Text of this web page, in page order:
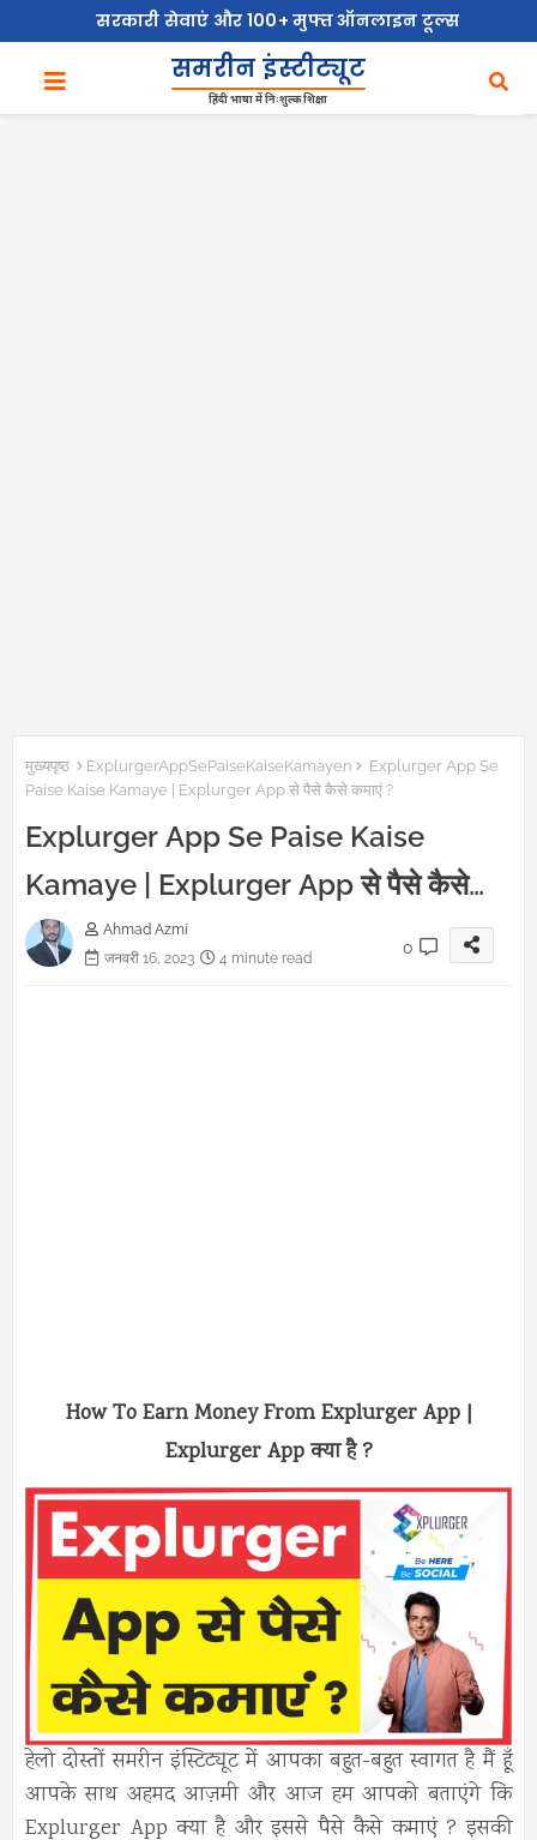
सरकारी सेवाएं और 100+ मुफ्त ऑनलाइन टूल्स
समरीन इंस्टीट्यूट
हिंदी भाषा में निःशुल्क शिक्षा
मुख्यपृष्ठ ExplurgerAppSePaiseKaiseKamayen
Explurger App Se
Paise Kaise Kamaye | Explurger App से पैसे कैसे कमाएं ?
Explurger App Se Paise Kaise
Kamaye | Explurger App से पैसे कैसे
कमाएं ? Ahmad Azmi
जनवरी 16, 2023
4 minute read
0
How To Earn Money From Explurger App |
Explurger App क्या है ?
हेलो दोस्तों समरीन इंस्टिट्यूट में आपका बहुत-बहुत स्वागत है मैं हूँ
आपके साथ अहमद आज़मी और आज हम आपको बताएंगे कि
Explurger App क्या है और इससे पैसे कैसे कमाएं ? इसकी